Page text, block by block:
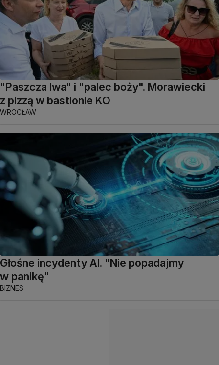
"Paszcza lwa" i "palec boży". Morawiecki
z pizzą w bastionie KO
WROCŁAW
Głośne incydenty AI. "Nie popadajmy
w panikę"
BIZNES